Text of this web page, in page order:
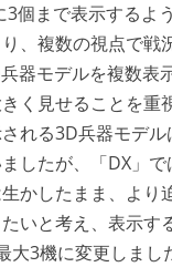
個まで表示するよ
、複数の視点で戦
器モデルを複数表
く見せることを重
れる3D兵器モデル
したが、「DX」で
かしたまま、より
いと考え、表示す
大3機に変更しまし